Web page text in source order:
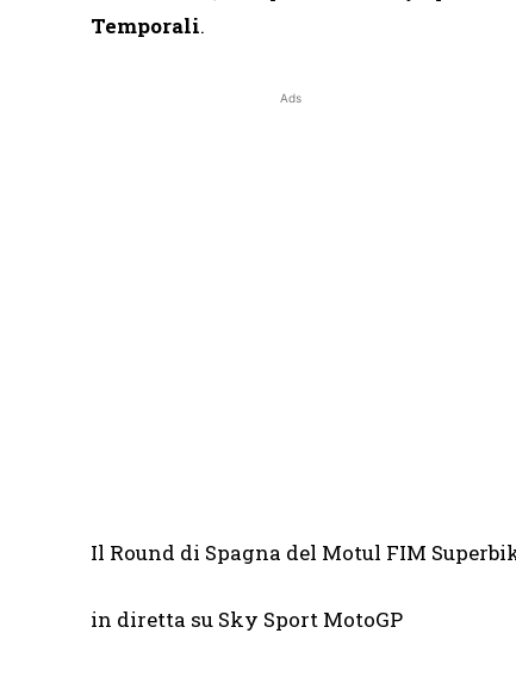
Temporali.
Ads
Il Round di Spagna del Motul FIM
in diretta su Sky Sport MotoGP